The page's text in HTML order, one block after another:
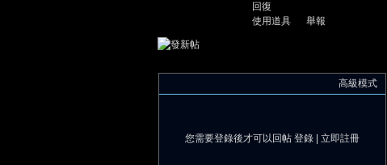
回復
使用道具
舉報
高級模式
您需要登錄後才可以回帖 登錄| 立即註冊